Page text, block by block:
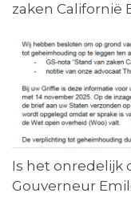
zaken Californië
Is het onredelijk
Gouverneur